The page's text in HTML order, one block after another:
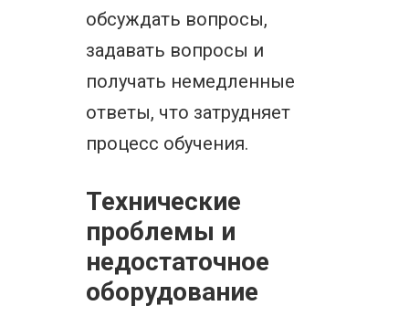
обсуждать вопросы,
задавать вопросы и
получать немедленные
ответы, что затрудняет
процесс обучения.
Технические
проблемы и
недостаточное
оборудование